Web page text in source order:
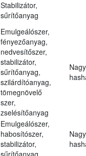
Stabilizátor,
sűrítőanyag
Emulgeálószer,
fényezőanyag,
nedvesítőszer,
stabilizátor,
sűrítőanyag,
szilárdítóanyag,
tömegnövelő
szer,
zselésítőanyag
Emulgeálószer,
habosítószer,
stabilizátor,
sűrítőanyag